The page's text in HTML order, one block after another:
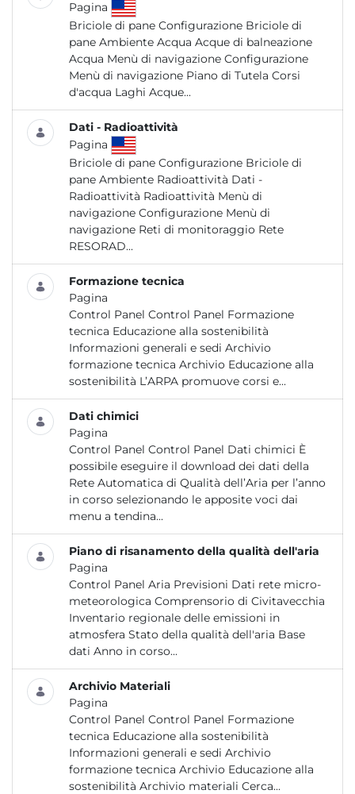
Pagina
Briciole di pane Configurazione Briciole di
pane Ambiente Acqua Acque di balneazione
Acqua Menù di navigazione Configurazione
Menù di navigazione Piano di Tutela Corsi
d'acqua Laghi Acque...
Dati - Radioattività
Pagina
Briciole di pane Configurazione Briciole di
pane Ambiente Radioattività Dati -
Radioattività Radioattività Menù di
navigazione Configurazione Menù di
navigazione Reti di monitoraggio Rete
RESORAD...
Formazione tecnica
Pagina
Control Panel Control Panel Formazione
tecnica Educazione alla sostenibilità
Informazioni generali e sedi Archivio
formazione tecnica Archivio Educazione alla
sostenibilità L’ARPA promuove corsi e...
Dati chimici
Pagina
Control Panel Control Panel Dati chimici È
possibile eseguire il download dei dati della
Rete Automatica di Qualità dell’Aria per l’anno
in corso selezionando le apposite voci dai
menu a tendina...
Piano di risanamento della qualità dell'aria
Pagina
Control Panel Aria Previsioni Dati rete micro-
meteorologica Comprensorio di Civitavecchia
Inventario regionale delle emissioni in
atmosfera Stato della qualità dell'aria Base
dati Anno in corso...
Archivio Materiali
Pagina
Control Panel Control Panel Formazione
tecnica Educazione alla sostenibilità
Informazioni generali e sedi Archivio
formazione tecnica Archivio Educazione alla
sostenibilità Archivio materiali Cerca...